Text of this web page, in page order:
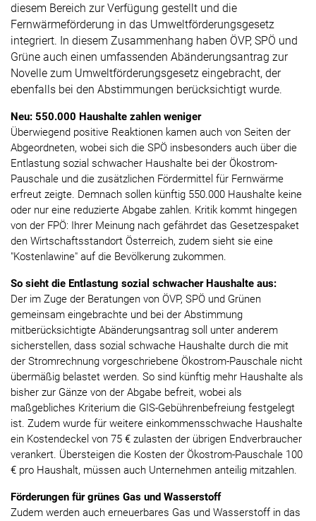
diesem Bereich zur Verfügung gestellt und die
Fernwärmeförderung in das Umweltförderungsgesetz
integriert. In diesem Zusammenhang haben ÖVP, SPÖ und
Grüne auch einen umfassenden Abänderungsantrag zur
Novelle zum Umweltförderungsgesetz eingebracht, der
ebenfalls bei den Abstimmungen berücksichtigt wurde.
Neu: 550.000 Haushalte zahlen weniger
Überwiegend positive Reaktionen kamen auch von Seiten der
Abgeordneten, wobei sich die SPÖ insbesonders auch über die
Entlastung sozial schwacher Haushalte bei der Ökostrom-
Pauschale und die zusätzlichen Fördermittel für Fernwärme
erfreut zeigte. Demnach sollen künftig 550.000 Haushalte keine
oder nur eine reduzierte Abgabe zahlen. Kritik kommt hingegen
von der FPÖ: Ihrer Meinung nach gefährdet das Gesetzespaket
den Wirtschaftsstandort Österreich, zudem sieht sie eine
"Kostenlawine" auf die Bevölkerung zukommen.
So sieht die Entlastung sozial schwacher Haushalte aus:
Der im Zuge der Beratungen von ÖVP, SPÖ und Grünen
gemeinsam eingebrachte und bei der Abstimmung
mitberücksichtigte Abänderungsantrag soll unter anderem
sicherstellen, dass sozial schwache Haushalte durch die mit
der Stromrechnung vorgeschriebene Ökostrom-Pauschale nicht
übermäßig belastet werden. So sind künftig mehr Haushalte als
bisher zur Gänze von der Abgabe befreit, wobei als
maßgebliches Kriterium die GIS-Gebührenbefreiung festgelegt
ist. Zudem wurde für weitere einkommensschwache Haushalte
ein Kostendeckel von 75 € zulasten der übrigen Endverbraucher
verankert. Übersteigen die Kosten der Ökostrom-Pauschale 100
€ pro Haushalt, müssen auch Unternehmen anteilig mitzahlen.
Förderungen für grünes Gas und Wasserstoff
Zudem werden auch erneuerbares Gas und Wasserstoff in das